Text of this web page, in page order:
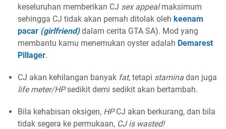
keseluruhan memberikan CJ sex appealmaksimum
sehingga CJ tidak akan pernah ditolak oleh keenam
pacar (girlfriend)dalam cerita GTA SA). Mod yang
membantu kamu menemukan oyster adalah Demarest
Pillager.
CJ akan kehilangan banyak fat, tetapi stamina dan juga
life meter/HPsedikit demi sedikit akan bertambah.
Bila kehabisan oksigen, HPCJ akan berkurang, dan bila
tidak segera ke permukaan, CJ is wasted!